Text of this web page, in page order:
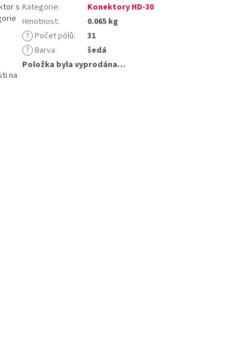
s
na
Kategorie:
Konektory HD-30
Hmotnost:
0.065 kg
? Počet pólů:
31
? Barva:
šedá
Položka byla vyprodána…